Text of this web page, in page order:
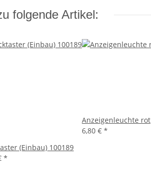
folgende Artikel:
(Einbau) 100189
*
Anzeigenleuchte rot
6,80 € *